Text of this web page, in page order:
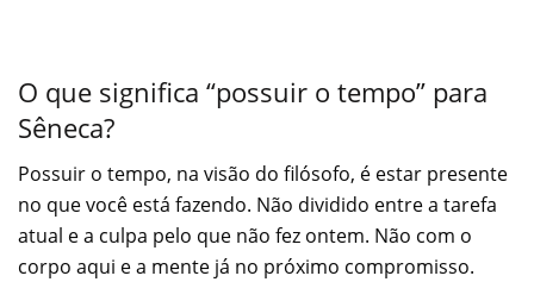
O que significa “possuir o tempo” para
Sêneca?
Possuir o tempo, na visão do filósofo, é estar presente
no que você está fazendo. Não dividido entre a tarefa
atual e a culpa pelo que não fez ontem. Não com o
corpo aqui e a mente já no próximo compromisso.